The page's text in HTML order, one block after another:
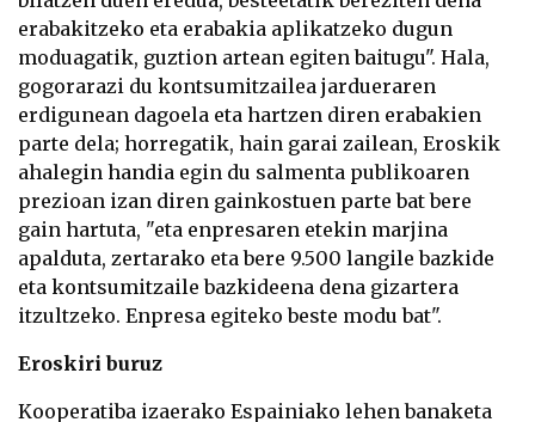
erabakitzeko eta erabakia aplikatzeko dugun
moduagatik, guztion artean egiten baitugu". Hala,
gogorarazi du kontsumitzailea jardueraren
erdigunean dagoela eta hartzen diren erabakien
parte dela; horregatik, hain garai zailean, Eroskik
ahalegin handia egin du salmenta publikoaren
prezioan izan diren gainkostuen parte bat bere
gain hartuta, "eta enpresaren etekin marjina
apalduta, zertarako eta bere 9.500 langile bazkide
eta kontsumitzaile bazkideena dena gizartera
itzultzeko. Enpresa egiteko beste modu bat".
Eroskiri buruz
Kooperatiba izaerako Espainiako lehen banaketa